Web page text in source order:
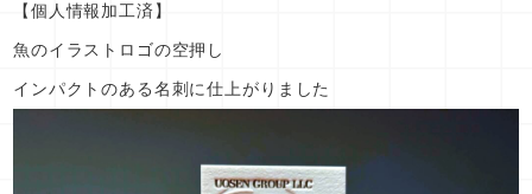
【個人情報加工済】
魚のイラストロゴの空押し
インパクトのある名刺に仕上がりました